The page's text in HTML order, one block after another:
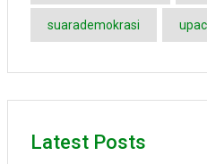
suarademokrasi
Latest Posts